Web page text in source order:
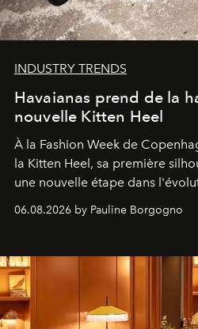
INDUSTRY TRENDS
Havaianas prend de la
nouvelle Kitten Heel
À la Fashion Week de
la Kitten Heel, sa première
une nouvelle étape dans
06.08.2026 by Pauline Borgogno